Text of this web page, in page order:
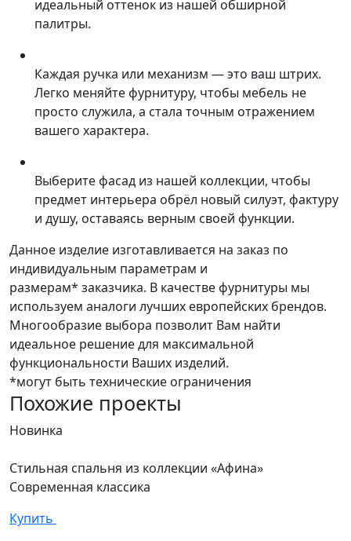
идеальный оттенок из нашей обширной
палитры.
Каждая ручка или механизм — это ваш штрих.
Легко меняйте фурнитуру, чтобы мебель не
просто служила, а стала точным отражением
вашего характера.
Выберите фасад из нашей коллекции, чтобы
предмет интерьера обрёл новый силуэт, фактуру
и душу, оставаясь верным своей функции.
Данное изделие изготавливается на заказ по
индивидуальным параметрам и
размерам* заказчика. В качестве фурнитуры мы
используем аналоги лучших европейских брендов.
Многообразие выбора позволит Вам найти
идеальное решение для максимальной
функциональности Ваших изделий.
*могут быть технические ограничения
Похожие проекты
Новинка
Стильная спальня из коллекции «Афина»
Современная классика
Купить